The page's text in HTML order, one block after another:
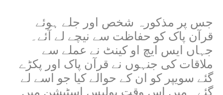
جس پر مذکورہ شخص اور جلے ہوئے
قرآن پاک کو حفاظت سے نیچے لے آئے۔
جہاں ایس ایچ او کینٹ نے عملے سے
ملاقات کی جنہوں نے قرآن پاک اور پکڑے
گئے سویپر کو ان کے حوالے کیا جو اسے لے
گئے۔ میں اس وقت پولیس اسٹیشن میں